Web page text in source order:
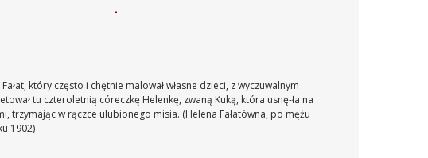
-
który często i chętnie malował własne dzieci, z wyczuwalnym
tu czteroletnią córeczkę Helenkę, zwaną Kuką, która usnę-ła na
trzymając w rączce ulubionego misia. (Helena Fałatówna, po mężu
1902)